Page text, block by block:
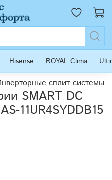
Hisense ROYAL Clima
сплит системы
SMART DC
11UR4SYDDB15